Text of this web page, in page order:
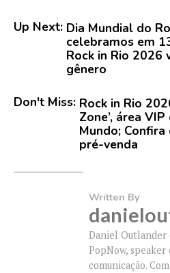
Up Next: Dia Mundial do
celebramos em
Rock in Rio 2026
gênero
Don't Miss: Rock in Rio
Zone’, área
Mundo;
pré-venda
Written By
Daniel Outlander
PopNow,
comunicação.